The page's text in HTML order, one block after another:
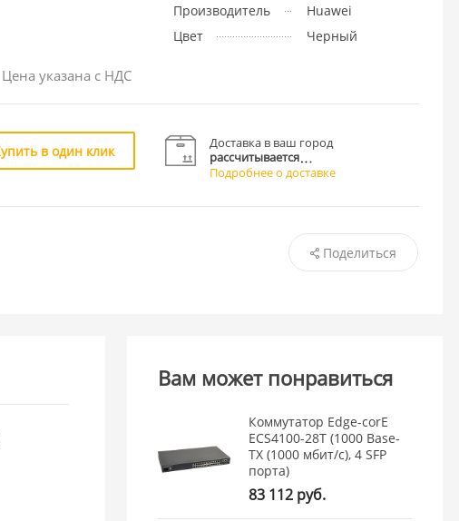
Цена указана с НДС
Производитель
Huawei
Цвет
Черный
в один клик
Доставка в ваш город
рассчитывается
Подробнее о доставке
Поделиться
Вам может понравиться
Коммутатор Edge-corE
ECS4100-28T (1000 Base-
TX (1000 мбит/с), 4 SFP
порта)
83 112 руб.